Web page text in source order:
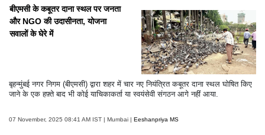
बीएमसी के कबूतर दाना स्थल पर जनता
और NGO की उदासीनता, योजना
सवालों के घेरे में
बृहन्मुंबई नगर निगम (बीएमसी) द्वारा शहर में चार नए नियंत्रित कबूतर दाना स्थल घोषित किए
जाने के एक हफ़्ते बाद भी कोई याचिकाकर्ता या स्वयंसेवी संगठन आगे नहीं आया.
07 November, 2025 08:41 AM IST | Mumbai | Eeshanpriya MS